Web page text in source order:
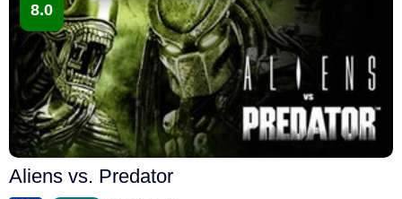
8.0
Aliens vs. Predator